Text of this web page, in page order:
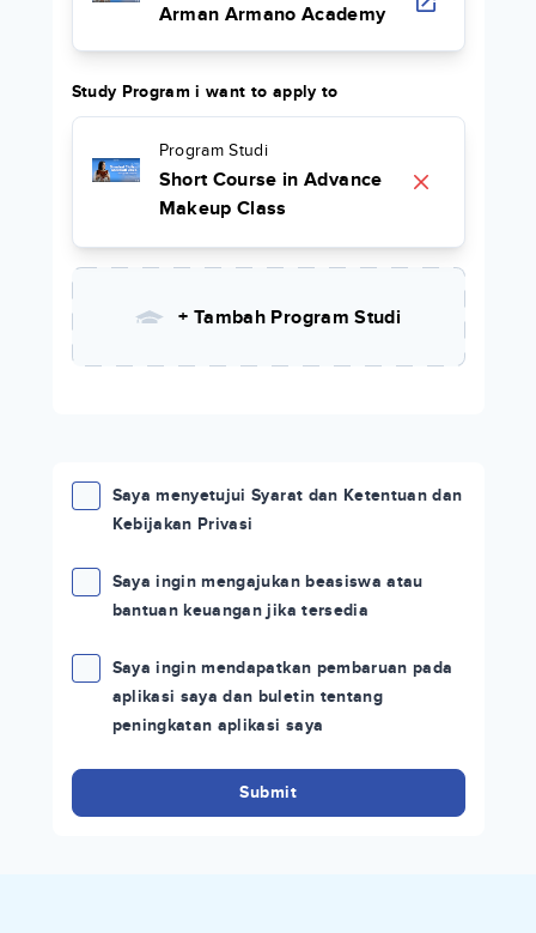
Arman Armano Academy
Study Program i want to apply to
Program Studi
Short Course in Advance
Makeup Class
+ Tambah Program Studi
Saya menyetujui Syarat dan Ketentuan dan
Kebijakan Privasi
Saya ingin mengajukan beasiswa atau
bantuan keuangan jika tersedia
Saya ingin mendapatkan pembaruan pada
aplikasi saya dan buletin tentang
peningkatan aplikasi saya
Submit